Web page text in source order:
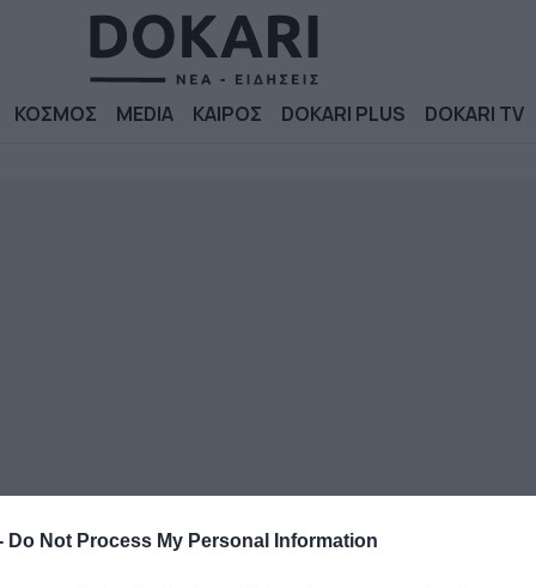
Do Not Process My Personal Information
ΚΟΣΜΟΣ MEDIA ΚΑΙΡΟΣ DOKARI PLUS DOKARI TV